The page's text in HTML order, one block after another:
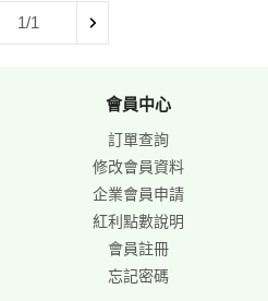
1/1
會員中心
訂單查詢
修改會員資料
企業會員申請
紅利點數說明
會員註冊
忘記密碼